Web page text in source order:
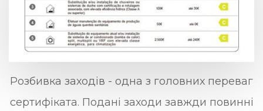
Розбивка заходів - одна з головних переваг
сертифіката. Подані заходи завжди повинні